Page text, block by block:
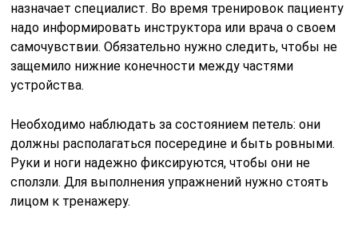
назначает специалист. Во время тренировок пациенту
надо информировать инструктора или врача о своем
самочувствии. Обязательно нужно следить, чтобы не
защемило нижние конечности между частями
устройства.
Необходимо наблюдать за состоянием петель: они
должны располагаться посередине и быть ровными.
Руки и ноги надежно фиксируются, чтобы они не
сползли. Для выполнения упражнений нужно стоять
лицом к тренажеру.